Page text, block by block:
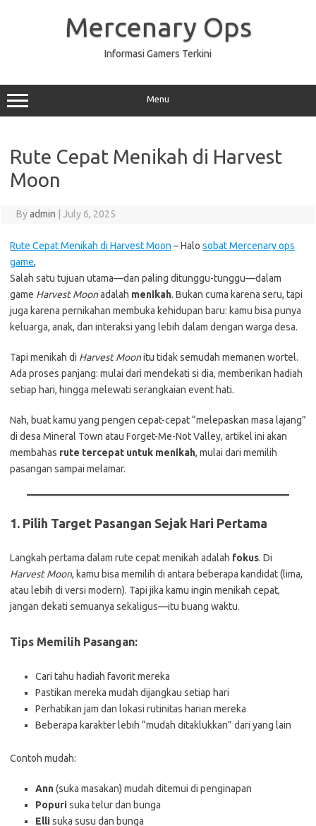
Mercenary Ops
Informasi Gamers Terkini
Menu
Rute Cepat Menikah di Harvest
Moon
Byadmin July 6, 2025
Rute Cepat Menikah di Harvest Moon – Halo sobat Mercenary ops
game,
Salah satu tujuan utama—dan paling ditunggu-tunggu—dalam
game Harvest Moonadalah menikah. Bukan cuma karena seru, tapi
juga karena pernikahan membuka kehidupan baru: kamu bisa punya
keluarga, anak, dan interaksi yang lebih dalam dengan warga desa.
Tapi menikah di Harvest Moonitu tidak semudah memanen wortel.
Ada proses panjang: mulai dari mendekati si dia, memberikan hadiah
setiap hari, hingga melewati serangkaian event hati.
Nah, buat kamu yang pengen cepat-cepat “melepaskan masa lajang”
di desa Mineral Town atau Forget-Me-Not Valley, artikel ini akan
membahas rute tercepat untuk menikah, mulai dari memilih
pasangan sampai melamar.
1. Pilih Target Pasangan Sejak Hari Pertama
Langkah pertama dalam rute cepat menikah adalah fokus. Di
Harvest Moon, kamu bisa memilih di antara beberapa kandidat (lima,
atau lebih di versi modern). Tapi jika kamu ingin menikah cepat,
jangan dekati semuanya sekaligus—itu buang waktu.
Tips Memilih Pasangan:
Cari tahu hadiah favorit mereka
Pastikan mereka mudah dijangkau setiap hari
Perhatikan jam dan lokasi rutinitas harian mereka
Beberapa karakter lebih “mudah ditaklukkan” dari yang lain
Contoh mudah:
Ann(suka masakan) mudah ditemui di penginapan
Popurisuka telur dan bunga
Ellisuka susu dan bunga